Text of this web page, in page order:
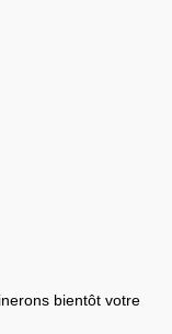
bientôt votre